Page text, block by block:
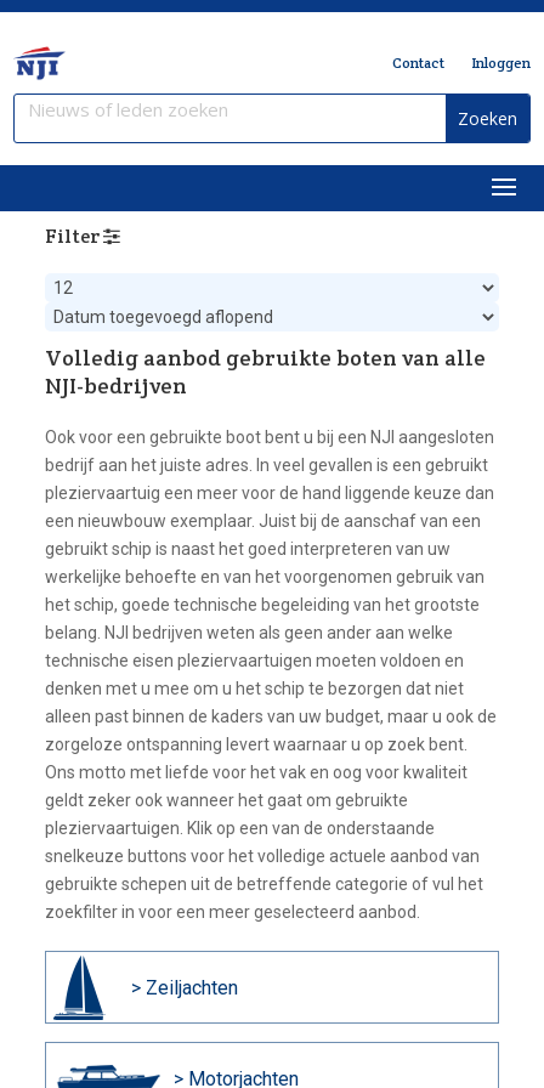
Contact Inloggen
Filter
Volledig aanbod gebruikte boten van alle
NJI-bedrijven
Ook voor een gebruikte boot bent u bij een NJI aangesloten
bedrijf aan het juiste adres. In veel gevallen is een gebruikt
pleziervaartuig een meer voor de hand liggende keuze dan
een nieuwbouw exemplaar. Juist bij de aanschaf van een
gebruikt schip is naast het goed interpreteren van uw
werkelijke behoefte en van het voorgenomen gebruik van
het schip, goede technische begeleiding van het grootste
belang. NJI bedrijven weten als geen ander aan welke
technische eisen pleziervaartuigen moeten voldoen en
denken met u mee om u het schip te bezorgen dat niet
alleen past binnen de kaders van uw budget, maar u ook de
zorgeloze ontspanning levert waarnaar u op zoek bent.
Ons motto met liefde voor het vak en oog voor kwaliteit
geldt zeker ook wanneer het gaat om gebruikte
pleziervaartuigen. Klik op een van de onderstaande
snelkeuze buttons voor het volledige actuele aanbod van
gebruikte schepen uit de betreffende categorie of vul het
zoekfilter in voor een meer geselecteerd aanbod.
> Zeiljachten
> Motorjachten